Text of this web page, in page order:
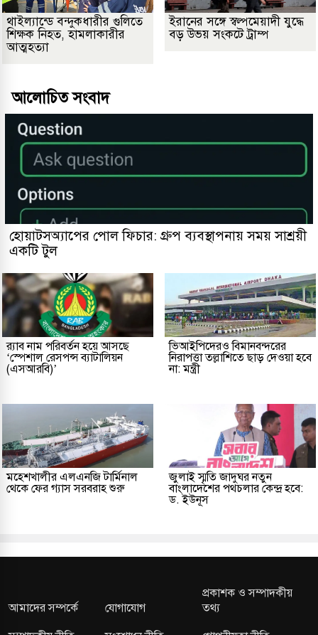
থাইল্যান্ডে বন্দুকধারীর গুলিতে
শিক্ষক নিহত, হামলাকারীর
আত্মহত্যা
ইরানের সঙ্গে স্বল্পমেয়াদী যুদ্ধে
বড় উভয় সংকটে ট্রাম্প
আলোচিত সংবাদ
হোয়াটসঅ্যাপের পোল ফিচার: গ্রুপ ব্যবস্থাপনায় সময় সাশ্রয়ী
একটি টুল
র‌্যাব নাম পরিবর্তন হয়ে আসছে
‘স্পেশাল রেসপন্স ব্যাটালিয়ন
(এসআরবি)’
ভিআইপিদেরও বিমানবন্দরের
নিরাপত্তা তল্লাশিতে ছাড় দেওয়া হবে
না: মন্ত্রী
মহেশখালীর এলএনজি টার্মিনাল
থেকে ফের গ্যাস সরবরাহ শুরু
জুলাই স্মৃতি জাদুঘর নতুন
বাংলাদেশের পথচলার কেন্দ্র হবে:
ড. ইউনূস
আমাদের সম্পর্কে যোগাযোগ
প্রকাশক ও সম্পাদকীয়
তথ্য